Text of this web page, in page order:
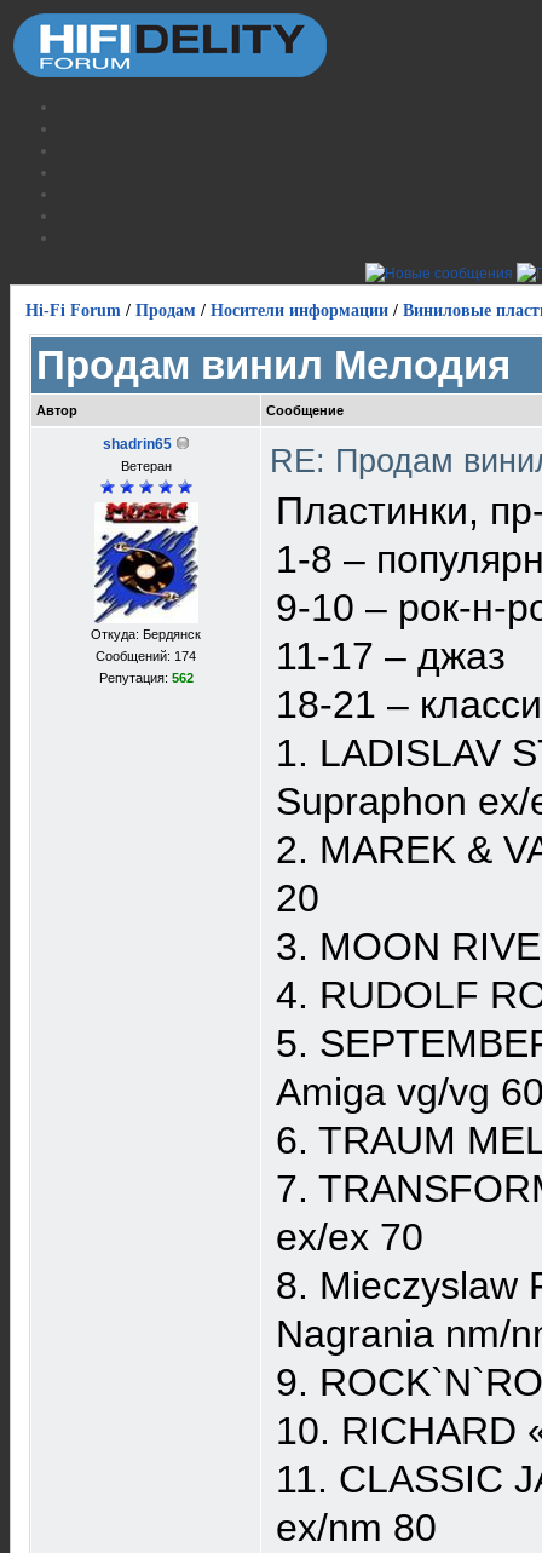
Hi-Fi Forum / Продам / Носители информации / Виниловые
Продам винил Мелодия
Автор Сообщение
shadrin65
Ветеран
Откуда: Бердянск
Сообщений: 174
Репутация: 562
RE: Продам
Пластинки,
1-8 –
9-10 – рок-н-
11-17 – джаз
18-21 –
1. LADISLAV
Supraphon ex/
2. MAREK &
20
3. MOON
4. RUDOLF
5.
Amiga vg/vg
6. TRAUM
7.
ex/ex 70
8. Mieczyslaw
Nagrania nm/
9.
10. RICHARD
11. CLASSIC
ex/nm 80